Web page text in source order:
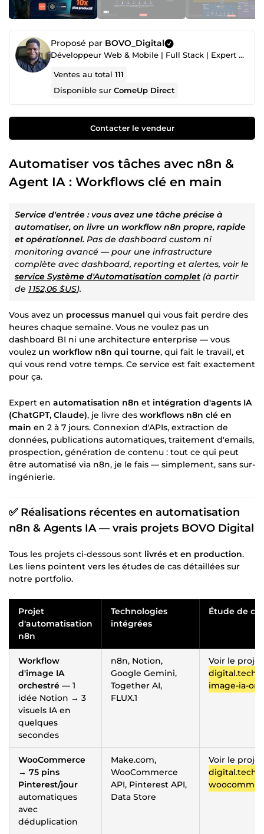
Proposé par BOVO_Digital
Développeur Web & Mobile | Full Stack | Expert Automatisation Make.com & n8n
Ventes au total111
Disponible surComeUp Direct
Contacter le vendeur
Automatiser vos tâches avec n8n &
Agent IA : Workflows clé en main
Service d'entrée : vous avez une tâche précise à
automatiser, on livre un workflow n8n propre, rapide
et opérationnel. Pas de dashboard custom ni
monitoring avancé — pour une infrastructure
complète avec dashboard, reporting et alertes, voir le
service Système d'Automatisation complet (à partir
de 1 152,06 $US).
Vous avez un processus manuel qui vous fait perdre des
heures chaque semaine. Vous ne voulez pas un
dashboard BI ni une architecture enterprise — vous
voulez un workflow n8n qui tourne, qui fait le travail, et
qui vous rend votre temps. Ce service est fait exactement
pour ça.
Expert en automatisation n8n et intégration d'agents IA
(ChatGPT, Claude), je livre des workflows n8n clé en
main en 2 à 7 jours. Connexion d'APIs, extraction de
données, publications automatiques, traitement d'emails,
prospection, génération de contenu : tout ce qui peut
être automatisé via n8n, je le fais — simplement, sans sur-
ingénierie.
✅ Réalisations récentes en automatisation
n8n & Agents IA — vrais projets BOVO Digital
Tous les projets ci-dessous sont livrés et en production.
Les liens pointent vers les études de cas détaillées sur
notre portfolio.
Projet
d'automatisation
n8n
Technologies
intégrées
Étude de cas
Workflow
d'image IA
orchestré — 1
idée Notion → 3
visuels IA en
quelques
secondes
n8n, Notion,
Google Gemini,
Together AI,
FLUX.1
Voir le
digital.tech/
image-ia-
WooCommerce
→ 75 pins
Pinterest/jour
automatiques
avec
déduplication
Make.com,
WooCommerce
API, Pinterest API,
Data Store
Voir le
digital.tech/